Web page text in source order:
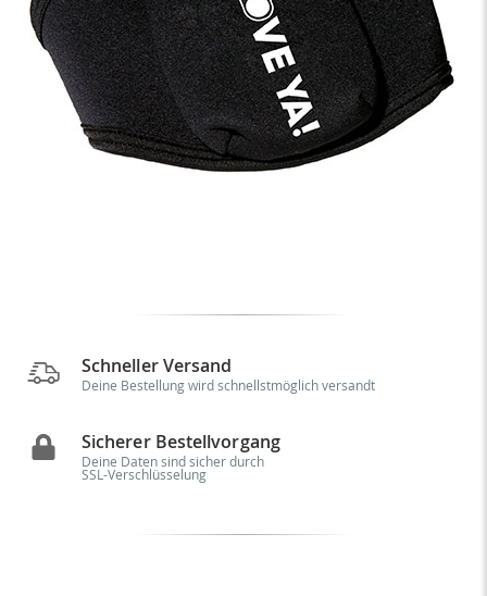
Schneller Versand
Deine Bestellung wird schnellstmöglich versandt
Sicherer Bestellvorgang
Deine Daten sind sicher durch
SSL-Verschlüsselung